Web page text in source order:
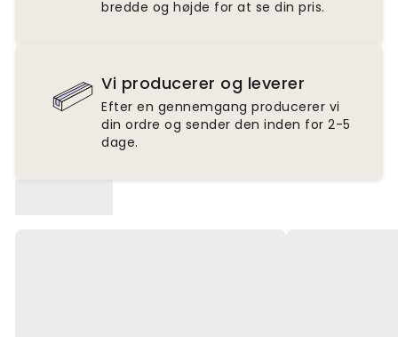
bredde og højde for at se din pris.
Vi producerer og leverer
Efter en gennemgang producerer vi
din ordre og sender den inden for 2-5
dage.